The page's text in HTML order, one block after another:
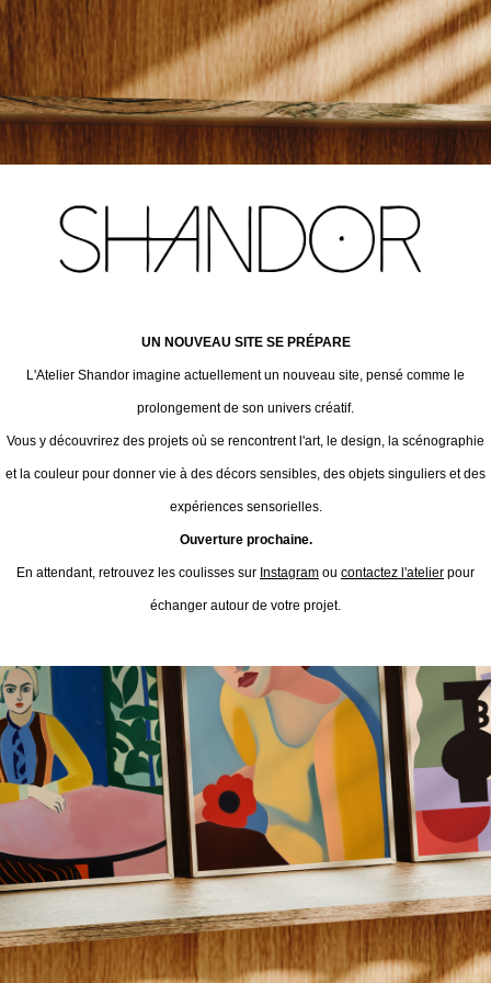
UN NOUVEAU SITE SE PRÉPARE
L'Atelier Shandor imagine actuellement un nouveau site, pensé comme le
prolongement de son univers créatif.
Vous y découvrirez des projets où se rencontrent l'art, le design, la scénographie
et la couleur pour donner vie à des décors sensibles, des objets singuliers et des
expériences sensorielles.
Ouverture prochaine.
En attendant, retrouvez les coulisses sur Instagram ou contactez l'atelier pour
échanger autour de votre projet.